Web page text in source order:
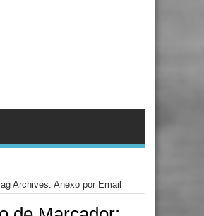
Archives: Anexo por Email